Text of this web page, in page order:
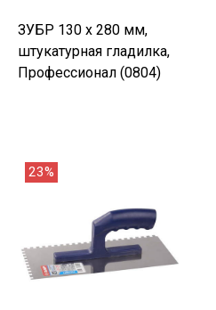
ЗУБР 130 х 280 мм,
штукатурная гладилка,
Профессионал (0804)
23%